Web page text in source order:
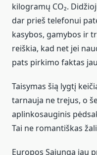
kilogramų CO₂.
dar prieš telefonui
kasybos, gamybos ir
reiškia, kad net jei
pats pirkimo faktas
Taisymas šią lygtį
tarnauja ne trejus, o
aplinkosauginis
Tai ne romantiškas
Europos Sąjunga jau